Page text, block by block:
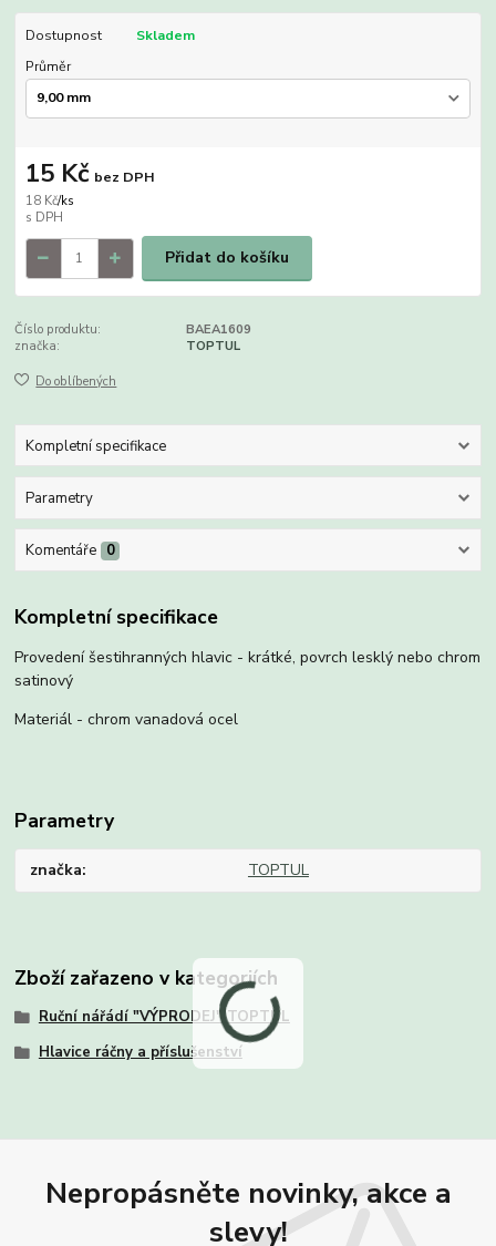
Dostupnost
Skladem
Průměr
18 Kč/ks
15 Kč bez DPH
Přidat do košíku
Číslo produktu:
BAEA1609
značka:
TOPTUL
Do oblíbených
Kompletní specifikace
Parametry
Komentáře 0
Kompletní specifikace
Provedení šestihranných hlavic - krátké, povrch lesklý nebo chrom
satinový
Materiál - chrom vanadová ocel
Parametry
značka TOPTUL
Zboží zařazeno v kategoriích
Ruční nářádí "VÝPRODEJ" TOPTUL
Hlavice ráčny a příslušenství
Nepropásněte novinky, akce a
slevy!